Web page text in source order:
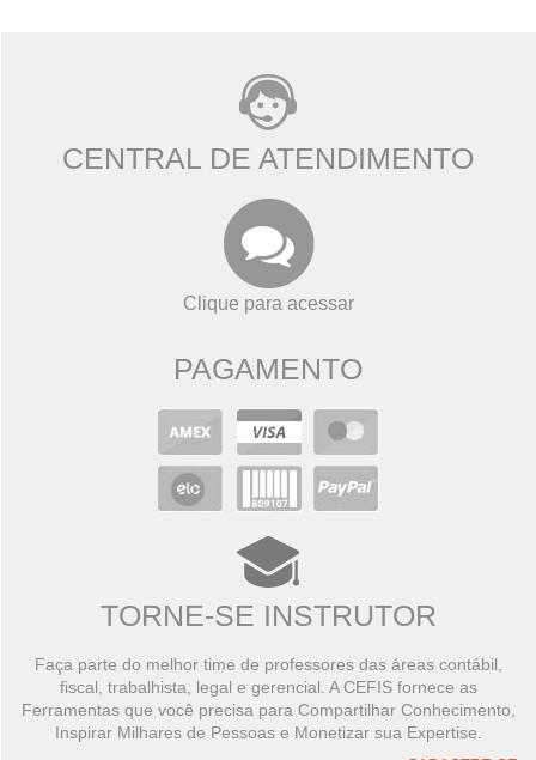
CENTRAL DE ATENDIMENTO
Clique para acessar
PAGAMENTO
TORNE-SE INSTRUTOR
Faça parte do melhor time de professores das áreas contábil,
fiscal, trabalhista, legal e gerencial. A CEFIS fornece as
Ferramentas que você precisa para Compartilhar Conhecimento,
Inspirar Milhares de Pessoas e Monetizar sua Expertise.